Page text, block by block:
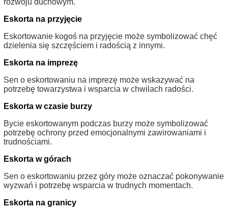
rozwoju duchowym.
Eskorta na przyjęcie
Eskortowanie kogoś na przyjęcie może symbolizować chęć
dzielenia się szczęściem i radością z innymi.
Eskorta na imprezę
Sen o eskortowaniu na imprezę może wskazywać na
potrzebę towarzystwa i wsparcia w chwilach radości.
Eskorta w czasie burzy
Bycie eskortowanym podczas burzy może symbolizować
potrzebę ochrony przed emocjonalnymi zawirowaniami i
trudnościami.
Eskorta w górach
Sen o eskortowaniu przez góry może oznaczać pokonywanie
wyzwań i potrzebę wsparcia w trudnych momentach.
Eskorta na granicy